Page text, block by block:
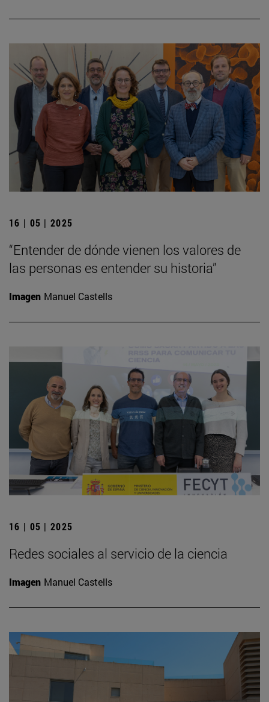
16 | 05 | 2025
“Entender de dónde vienen los valores de
las personas es entender su historia”
Imagen Manuel Castells
16 | 05 | 2025
Redes sociales al servicio de la ciencia
Imagen Manuel Castells